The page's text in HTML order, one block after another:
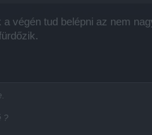
végén tud belépni az nem
?